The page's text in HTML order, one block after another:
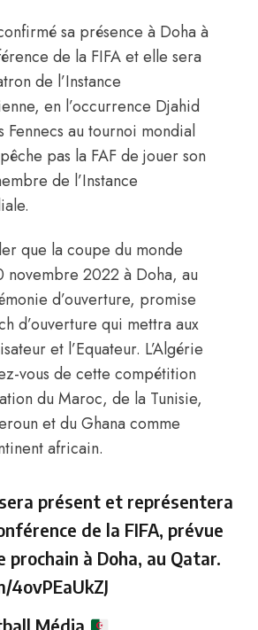
sa présence à Doha à
de la FIFA et elle sera
de l’Instance
en l’occurrence Djahid
Fennecs au tournoi mondial
pas la FAF de jouer son
de l’Instance
que la coupe du monde
2022 à Doha, au
d’ouverture, promise
d’ouverture qui mettra aux
et l’Equateur. L’Algérie
vous de cette compétition
du Maroc, de la Tunisie,
et du Ghana comme
africain.
présent et représentera
de la FIFA, prévue
prochain à Doha, au Qatar.
Média